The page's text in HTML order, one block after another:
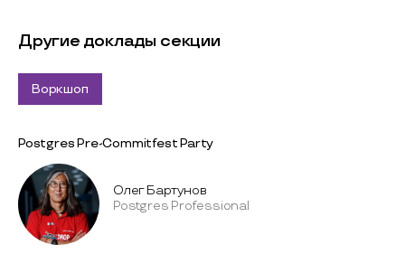
Другие доклады секции
Воркшоп
Postgres Pre-Commitfest Party
Олег Бартунов
Postgres Professional